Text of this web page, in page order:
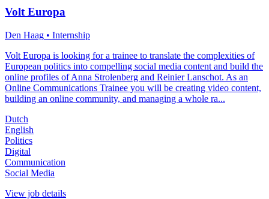
Volt Europa
Den Haag • Internship
Volt Europa is looking for a trainee to translate the complexities of
European politics into compelling social media content and build the
online profiles of Anna Strolenberg and Reinier Lanschot. As an
Online Communications Trainee you will be creating video content,
building an online community, and managing a whole ra...
Dutch
English
Politics
Digital
Communication
Social Media
View job details